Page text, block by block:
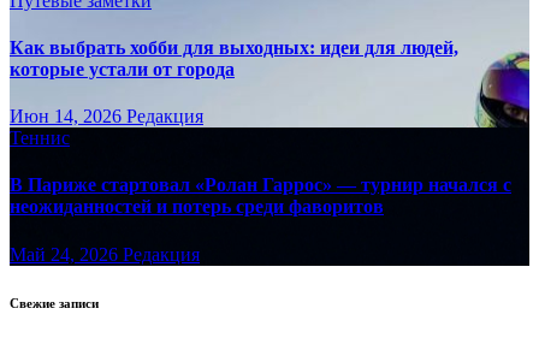
Как выбрать хобби для выходных: идеи для людей,
которые устали от города
Июн 14, 2026 Редакция
Теннис
В Париже стартовал «Ролан Гаррос» — турнир начался с
неожиданностей и потерь среди фаворитов
Май 24, 2026 Редакция
Свежие записи